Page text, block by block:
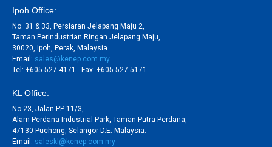
Ipoh Office:
No. 31 & 33, Persiaran Jelapang Maju 2,
Taman Perindustrian Ringan Jelapang Maju,
30020, Ipoh, Perak, Malaysia.
Email: sales@kenep.com.my
Tel: +605-527 4171 Fax: +605-527 5171
KL Office:
No.23, Jalan PP 11/3,
Alam Perdana Industrial Park, Taman Putra Perdana,
47130 Puchong, Selangor D.E. Malaysia.
Email: saleskl@kenep.com.my